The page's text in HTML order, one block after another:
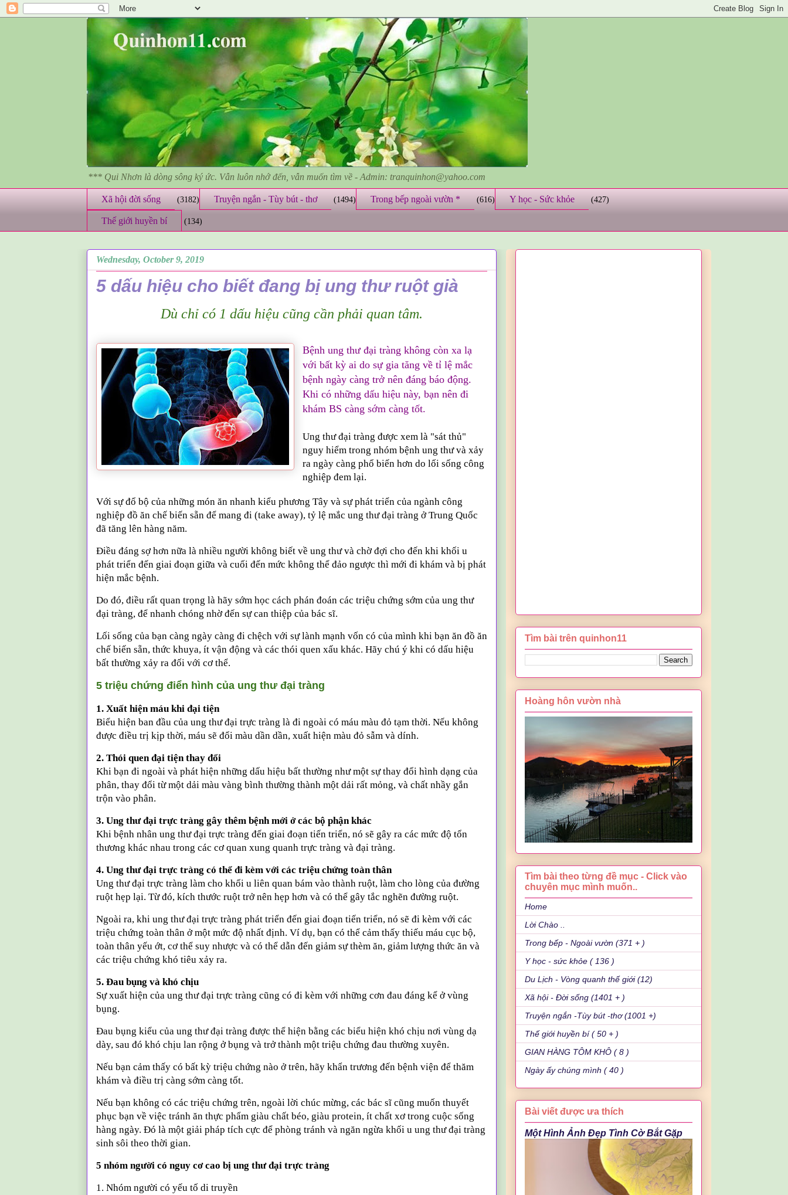
*** Qui Nhơn là dòng sông ký ức. Vẫn luôn nhớ đến, vẫn muốn tìm về - Admin: tranquinhon@yahoo.com
Xã hội đời sống (3182) Truyện ngắn - Tùy bút - thơ (1494) Trong bếp ngoài vườn * (616) Y học - Sức khỏe (427)
Thế giới huyền bí (134)
Wednesday, October 9, 2019
5 dấu hiệu cho biết đang bị ung thư ruột già
Dù chỉ có 1 dấu hiệu cũng cần phải quan tâm.
Bệnh ung thư đại tràng không còn xa lạ
với bất kỳ ai do sự gia tăng về tỉ lệ mắc
bệnh ngày càng trở nên đáng báo động.
Khi có những dấu hiệu này, bạn nên đi
khám BS càng sớm càng tốt.
Ung thư đại tràng được xem là "sát thủ"
nguy hiểm trong nhóm bệnh ung thư và xảy
ra ngày càng phổ biến hơn do lối sống công
nghiệp đem lại.
Với sự đổ bộ của những món ăn nhanh kiểu phương Tây và sự phát triển của ngành công
nghiệp đồ ăn chế biến sẵn để mang đi (take away), tỷ lệ mắc ung thư đại tràng ở Trung Quốc
đã tăng lên hàng năm.
Điều đáng sợ hơn nữa là nhiều người không biết về ung thư và chờ đợi cho đến khi khối u
phát triển đến giai đoạn giữa và cuối đến mức không thể đảo ngược thì mới đi khám và bị phát
hiện mắc bệnh.
Do đó, điều rất quan trọng là hãy sớm học cách phán đoán các triệu chứng sớm của ung thư
đại tràng, để nhanh chóng nhờ đến sự can thiệp của bác sĩ.
Lối sống của bạn càng ngày càng đi chệch với sự lành mạnh vốn có của mình khi bạn ăn đồ ăn
chế biến sẵn, thức khuya, ít vận động và các thói quen xấu khác. Hãy chú ý khi có dấu hiệu
bất thường xảy ra đối với cơ thể.
5 triệu chứng điển hình của ung thư đại tràng
1. Xuất hiện máu khi đại tiện
Biểu hiện ban đầu của ung thư đại trực tràng là đi ngoài có máu màu đỏ tạm thời. Nếu không
được điều trị kịp thời, máu sẽ đổi màu dần dần, xuất hiện màu đỏ sẫm và dính.
2. Thói quen đại tiện thay đổi
Khi bạn đi ngoài và phát hiện những dấu hiệu bất thường như một sự thay đổi hình dạng của
phân, thay đổi từ một dải màu vàng bình thường thành một dải rất mỏng, và chất nhầy gắn
trộn vào phân.
3. Ung thư đại trực tràng gây thêm bệnh mới ở các bộ phận khác
Khi bệnh nhân ung thư đại trực tràng đến giai đoạn tiến triển, nó sẽ gây ra các mức độ tổn
thương khác nhau trong các cơ quan xung quanh trực tràng và đại tràng.
4. Ung thư đại trực tràng có thể đi kèm với các triệu chứng toàn thân
Ung thư đại trực tràng làm cho khối u liên quan bám vào thành ruột, làm cho lòng của đường
ruột hẹp lại. Từ đó, kích thước ruột trở nên hẹp hơn và có thể gây tắc nghẽn đường ruột.
Ngoài ra, khi ung thư đại trực tràng phát triển đến giai đoạn tiến triển, nó sẽ đi kèm với các
triệu chứng toàn thân ở một mức độ nhất định. Ví dụ, bạn có thể cảm thấy thiếu máu cục bộ,
toàn thân yếu ớt, cơ thể suy nhược và có thể dẫn đến giảm sự thèm ăn, giảm lượng thức ăn và
các triệu chứng khó tiêu xảy ra.
5. Đau bụng và khó chịu
Sự xuất hiện của ung thư đại trực tràng cũng có đi kèm với những cơn đau đáng kể ở vùng
bụng.
Đau bụng kiểu của ung thư đại tràng được thể hiện bằng các biểu hiện khó chịu nơi vùng dạ
dày, sau đó khó chịu lan rộng ở bụng và trở thành một triệu chứng đau thường xuyên.
Nếu bạn cảm thấy có bất kỳ triệu chứng nào ở trên, hãy khẩn trương đến bệnh viện để thăm
khám và điều trị càng sớm càng tốt.
Nếu bạn không có các triệu chứng trên, ngoài lời chúc mừng, các bác sĩ cũng muốn thuyết
phục bạn về việc tránh ăn thực phẩm giàu chất béo, giàu protein, ít chất xơ trong cuộc sống
hàng ngày. Đó là một giải pháp tích cực để phòng tránh và ngăn ngừa khối u ung thư đại tràng
sinh sôi theo thời gian.
5 nhóm người có nguy cơ cao bị ung thư đại trực tràng
1. Nhóm người có yếu tố di truyền
Tìm bài trên quinhon11
Hoàng hôn vườn nhà
Tìm bài theo từng đề mục - Click vào
chuyên mục mình muốn..
Home
Lời Chào ..
Trong bếp - Ngoài vườn (371 + )
Y học - sức khỏe ( 136 )
Du Lịch - Vòng quanh thế giới (12)
Xã hội - Đời sống (1401 + )
Truyện ngắn -Tùy bút -thơ (1001 +)
Thế giới huyền bí ( 50 + )
GIAN HÀNG TÔM KHÔ ( 8 )
Ngày ấy chúng mình ( 40 )
Bài viết được ưa thích
Một Hình Ảnh Đẹp Tình Cờ Bắt Gặp